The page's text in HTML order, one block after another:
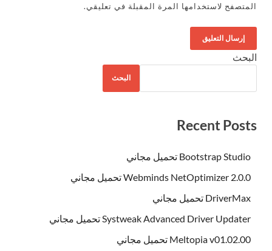
المتصفح لاستخدامها المرة المقبلة في تعليقي.
البحث
البحث
Recent Posts
Bootstrap Studio تحميل مجاني
Webminds NetOptimizer 2.0.0 تحميل مجاني
DriverMax تحميل مجاني
Systweak Advanced Driver Updater تحميل مجاني
Meltopia v01.02.00 تحميل مجاني